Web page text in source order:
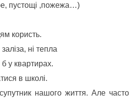
пустощі ,пожежа…)
користь.
ні тепла
у квартирах.
в школі.
нашого життя. Але часто